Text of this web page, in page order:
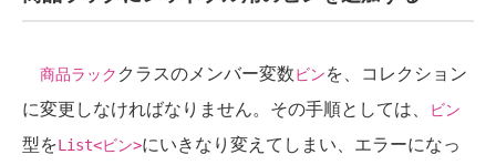
商品ラック クラスのメンバー変数ビンを、コレクション
に変更しなければなりません。その手順としては、
ビン
型をList<ビン>にいきなり変えてしまい、エラーになっ